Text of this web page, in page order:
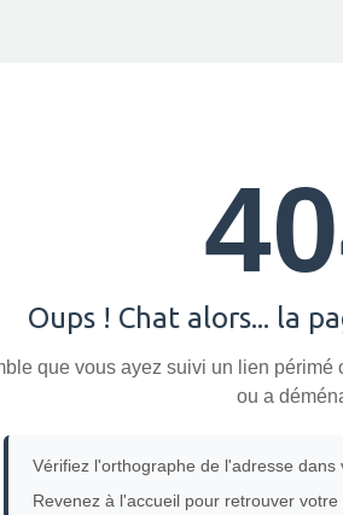
Oups ! Chat alors... la
que vous ayez suivi un lien
ou a
Vérifiez l'orthographe de l'adresse dans
Revenez à l'accueil pour retrouver